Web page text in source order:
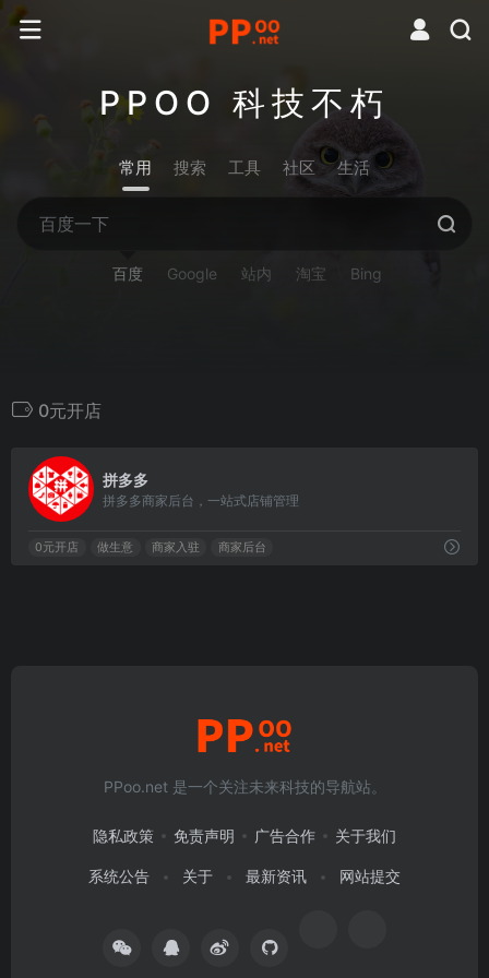
PPOO 科技不朽
常用 搜索 工具 社区 生活
百度 Google 站内 淘宝 Bing
0元开店
拼多多
拼多多商家后台，一站式店铺管理
0元开店 做生意 商家入驻 商家后台
PPoo.net 是一个关注未来科技的导航站。
隐私政策 免责声明 广告合作 关于我们
系统公告 关于 最新资讯 网站提交